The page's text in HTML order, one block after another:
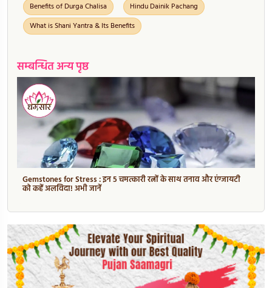
Benefits of Durga Chalisa
Hindu Dainik Pachang
What is Shani Yantra & Its Benefits
सम्बन्धित अन्य पृष्ठ
Gemstones for Stress : इन 5 चमत्कारी रत्नों के साथ तनाव और एंग्जायटी
को कहें अलविदा! अभी जानें